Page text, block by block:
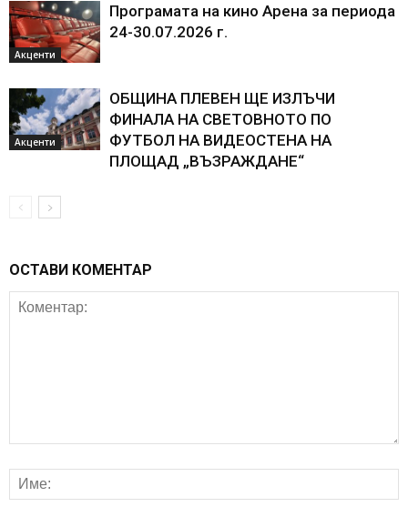
Акценти
Програмата на кино Арена за периода
24-30.07.2026 г.
Акценти
ОБЩИНА ПЛЕВЕН ЩЕ ИЗЛЪЧИ
ФИНАЛА НА СВЕТОВНОТО ПО
ФУТБОЛ НА ВИДЕОСТЕНА НА
ПЛОЩАД „ВЪЗРАЖДАНЕ“
ОСТАВИ КОМЕНТАР